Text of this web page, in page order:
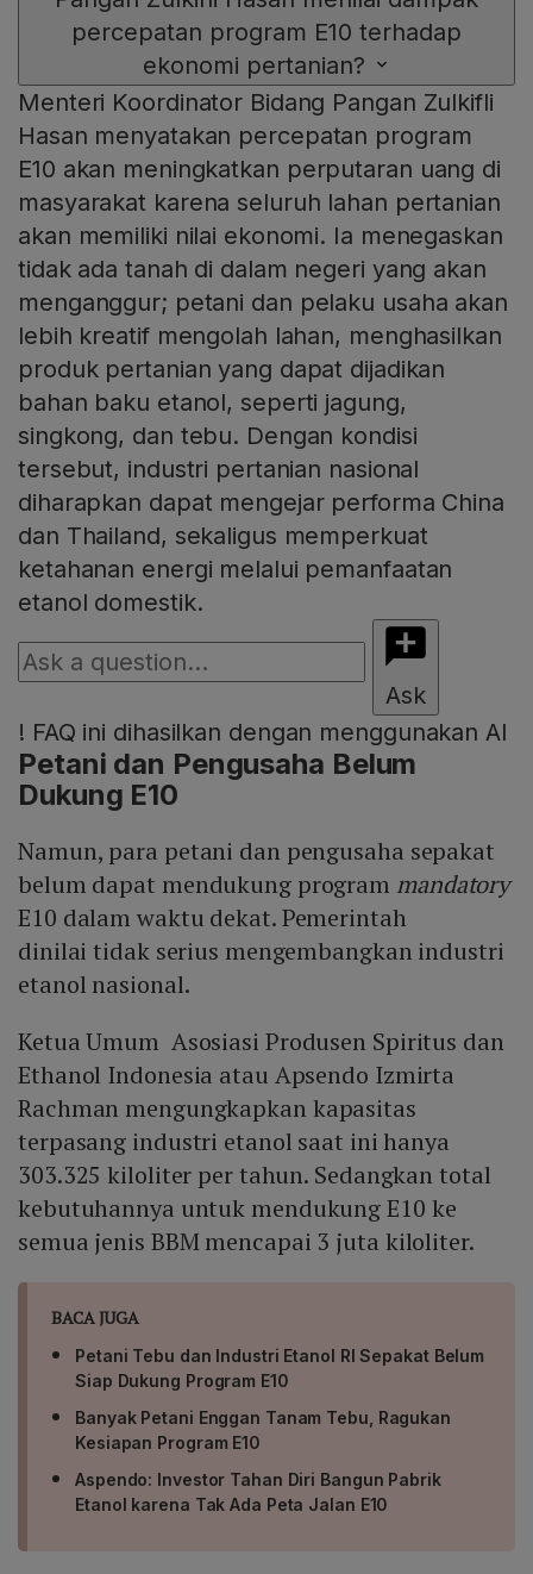
percepatan program E10 terhadap
ekonomi pertanian?
Menteri Koordinator Bidang Pangan Zulkifli
Hasan menyatakan percepatan program
E10 akan meningkatkan perputaran uang di
masyarakat karena seluruh lahan pertanian
akan memiliki nilai ekonomi. Ia menegaskan
tidak ada tanah di dalam negeri yang akan
menganggur; petani dan pelaku usaha akan
lebih kreatif mengolah lahan, menghasilkan
produk pertanian yang dapat dijadikan
bahan baku etanol, seperti jagung,
singkong, dan tebu. Dengan kondisi
tersebut, industri pertanian nasional
diharapkan dapat mengejar performa China
dan Thailand, sekaligus memperkuat
ketahanan energi melalui pemanfaatan
etanol domestik.
Ask
! FAQ ini dihasilkan dengan menggunakan AI
Petani dan Pengusaha Belum
Dukung E10
Namun, para petani dan pengusaha sepakat
belum dapat mendukung program mandatory
E10 dalam waktu dekat. Pemerintah
dinilai tidak serius mengembangkan industri
etanol nasional.
Ketua Umum Asosiasi Produsen Spiritus dan
Ethanol Indonesia atau Apsendo Izmirta
Rachman mengungkapkan kapasitas
terpasang industri etanol saat ini hanya
303.325 kiloliter per tahun. Sedangkan total
kebutuhannya untuk mendukung E10 ke
semua jenis BBM mencapai 3 juta kiloliter.
BACA JUGA
Petani Tebu dan Industri Etanol RI Sepakat Belum
Siap Dukung Program E10
Banyak Petani Enggan Tanam Tebu, Ragukan
Kesiapan Program E10
Aspendo: Investor Tahan Diri Bangun Pabrik
Etanol karena Tak Ada Peta Jalan E10